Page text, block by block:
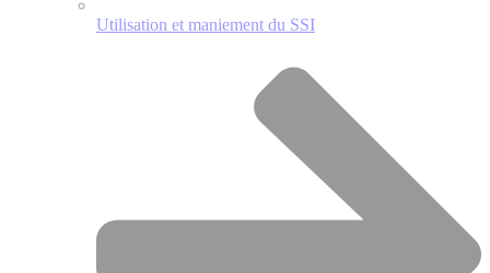
Utilisation et maniement du SSI